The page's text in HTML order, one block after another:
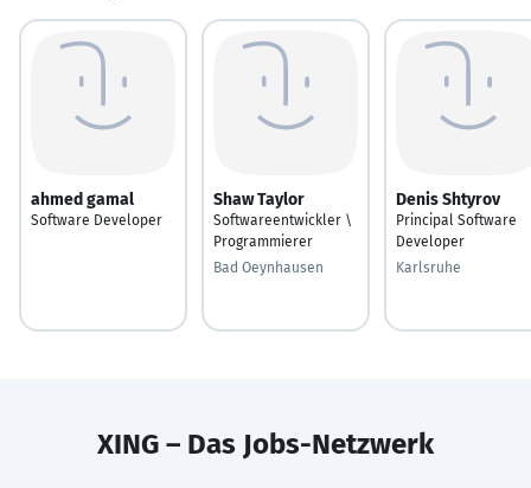
ahmed gamal
Software Developer
Shaw Taylor
Softwareentwickler \
Programmierer
Bad Oeynhausen
Denis Shtyrov
Principal Software
Developer
Karlsruhe
XING – Das Jobs-Netzwerk